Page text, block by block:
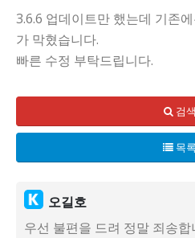
3.6.6 업데이트만 했는데 기존
가 막혔습니다.
빠른 수정 부탁드립니다.
검색
목록
오길호
우선 불편을 드려 정말 죄송합